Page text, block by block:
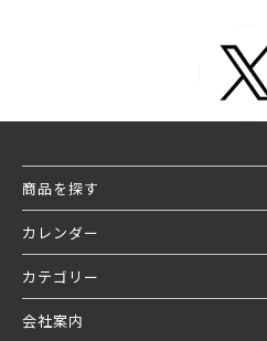
商品を探す
カレンダー
カテゴリー
会社案内